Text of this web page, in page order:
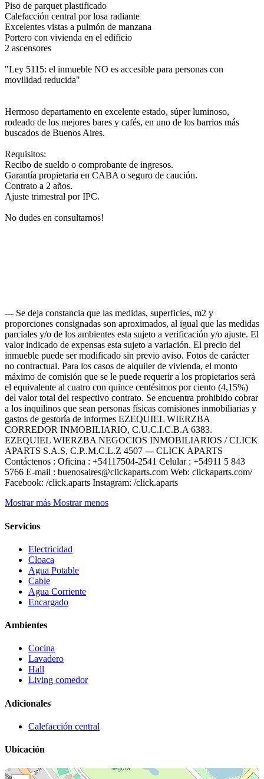
Piso de parquet plastificado
Calefacción central por losa radiante
Excelentes vistas a pulmón de manzana
Portero con vivienda en el edificio
2 ascensores
"Ley 5115: el inmueble NO es accesible para personas con
movilidad reducida"
Hermoso departamento en excelente estado, súper luminoso,
rodeado de los mejores bares y cafés, en uno de los barrios más
buscados de Buenos Aires.
Requisitos:
Recibo de sueldo o comprobante de ingresos.
Garantía propietaria en CABA o seguro de caución.
Contrato a 2 años.
Ajuste trimestral por IPC.
No dudes en consultarnos!
--- Se deja constancia que las medidas, superficies, m2 y
proporciones consignadas son aproximados, al igual que las medidas
parciales y/o de los ambientes esta sujeto a verificación y/o ajuste. El
valor indicado de expensas esta sujeto a variación. El precio del
inmueble puede ser modificado sin previo aviso. Fotos de carácter
no contractual. Para los casos de alquiler de vivienda, el monto
máximo de comisión que se le puede requerir a los propietarios será
el equivalente al cuatro con quince centésimos por ciento (4,15%)
del valor total del respectivo contrato. Se encuentra prohibido cobrar
a los inquilinos que sean personas físicas comisiones inmobiliarias y
gastos de gestoría de informes EZEQUIEL WIERZBA
CORREDOR INMOBILIARIO, C.U.C.I.C.B.A 6383.
EZEQUIEL WIERZBA NEGOCIOS INMOBILIARIOS / CLICK
APARTS S.A.S, C.P..M.C.L.Z 4507 --- CLICK APARTS
Contáctenos : Oficina : +54117504-2541 Celular : +54911 5 843
5766 E-mail : buenosaires@clickaparts.com Web: clickaparts.com/
Facebook: /click.aparts Instagram: /click.aparts
Mostrar más Mostrar menos
Servicios
Electricidad
Cloaca
Agua Potable
Cable
Agua Corriente
Encargado
Ambientes
Cocina
Lavadero
Hall
Living comedor
Adicionales
Calefacción central
Ubicación